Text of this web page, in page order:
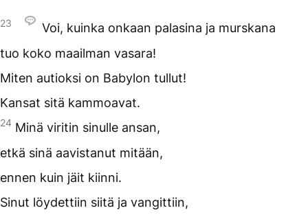
23
Voi, kuinka onkaan palasina ja murskana
tuo koko maailman vasara!
Miten autioksi on Babylon tullut!
Kansat sitä kammoavat.
24 Minä viritin sinulle ansan,
etkä sinä aavistanut mitään,
ennen kuin jäit kiinni.
Sinut löydettiin siitä ja vangittiin,